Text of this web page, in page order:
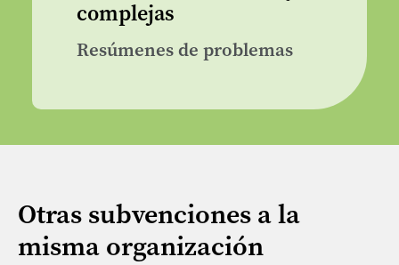
complejas
Resúmenes de problemas
Otras subvenciones a la
misma organización